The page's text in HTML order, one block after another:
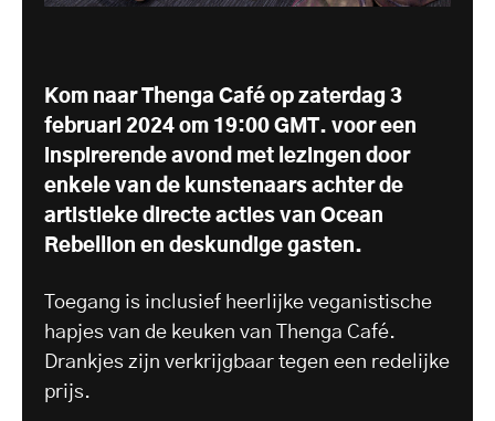
Kom naar Thenga Café op zaterdag 3
februari 2024 om 19:00 GMT. voor een
inspirerende avond met lezingen door
enkele van de kunstenaars achter de
artistieke directe acties van Ocean
Rebellion en deskundige gasten.
Toegang is inclusief heerlijke veganistische
hapjes van de keuken van Thenga Café.
Drankjes zijn verkrijgbaar tegen een redelijke
prijs.